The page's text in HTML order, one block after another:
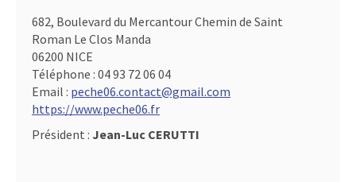
682, Boulevard du Mercantour Chemin de Saint
Roman Le Clos Manda
06200 NICE
Téléphone : 04 93 72 06 04
Email : peche06.contact@gmail.com
https://www.peche06.fr
Président : Jean-Luc CERUTTI